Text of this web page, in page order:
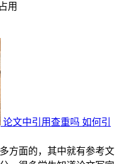
用
论文中引用查重吗 如何引
方面的，其中就有参考文